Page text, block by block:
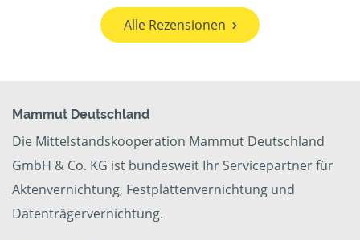
Alle Rezensionen
Mammut Deutschland
Die Mittelstandskooperation Mammut Deutschland
GmbH & Co. KG ist bundesweit Ihr Servicepartner für
Aktenvernichtung, Festplattenvernichtung und
Datenträgervernichtung.